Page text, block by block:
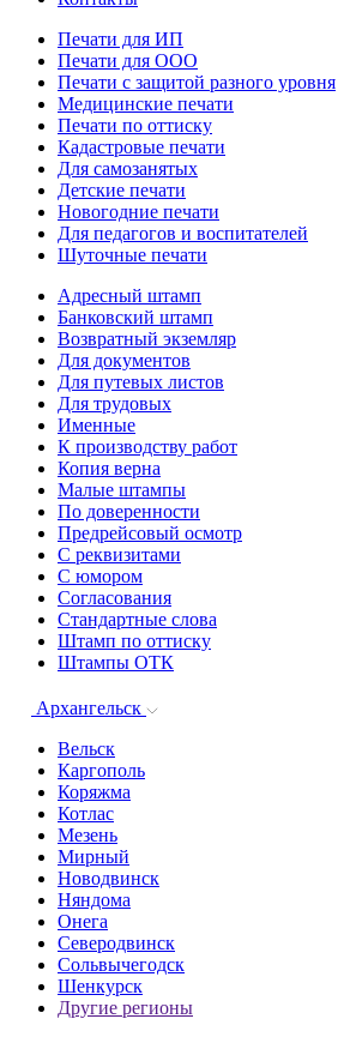
Печати для ИП
Печати для ООО
Печати с защитой разного уровня
Медицинские печати
Печати по оттиску
Кадастровые печати
Для самозанятых
Детские печати
Новогодние печати
Для педагогов и воспитателей
Шуточные печати
Адресный штамп
Банковский штамп
Возвратный экземляр
Для документов
Для путевых листов
Для трудовых
Именные
К производству работ
Копия верна
Малые штампы
По доверенности
Предрейсовый осмотр
С реквизитами
С юмором
Согласования
Стандартные слова
Штамп по оттиску
Штампы ОТК
Архангельск
Вельск
Каргополь
Коряжма
Котлас
Мезень
Мирный
Новодвинск
Няндома
Онега
Северодвинск
Сольвычегодск
Шенкурск
Другие регионы